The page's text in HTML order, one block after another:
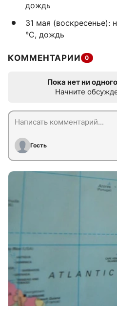
дождь
31 мая (воскресенье):
°C, дождь
КОММЕНТАРИИ 0
Пока нет ни
Начните
Гость